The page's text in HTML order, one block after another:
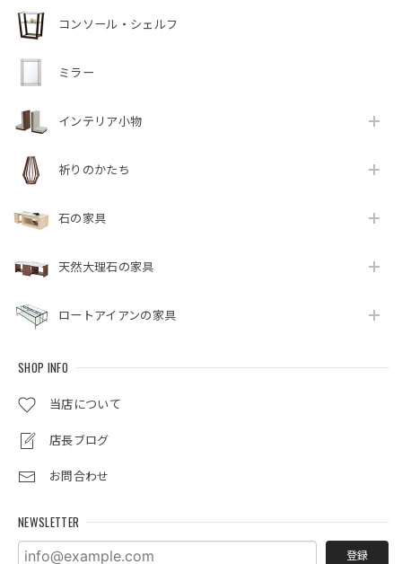
コンソール・シェルフ
ミラー
インテリア小物
祈りのかたち
石の家具
天然大理石の家具
ロートアイアンの家具
SHOP INFO
当店について
店長ブログ
お問合わせ
NEWSLETTER
登録